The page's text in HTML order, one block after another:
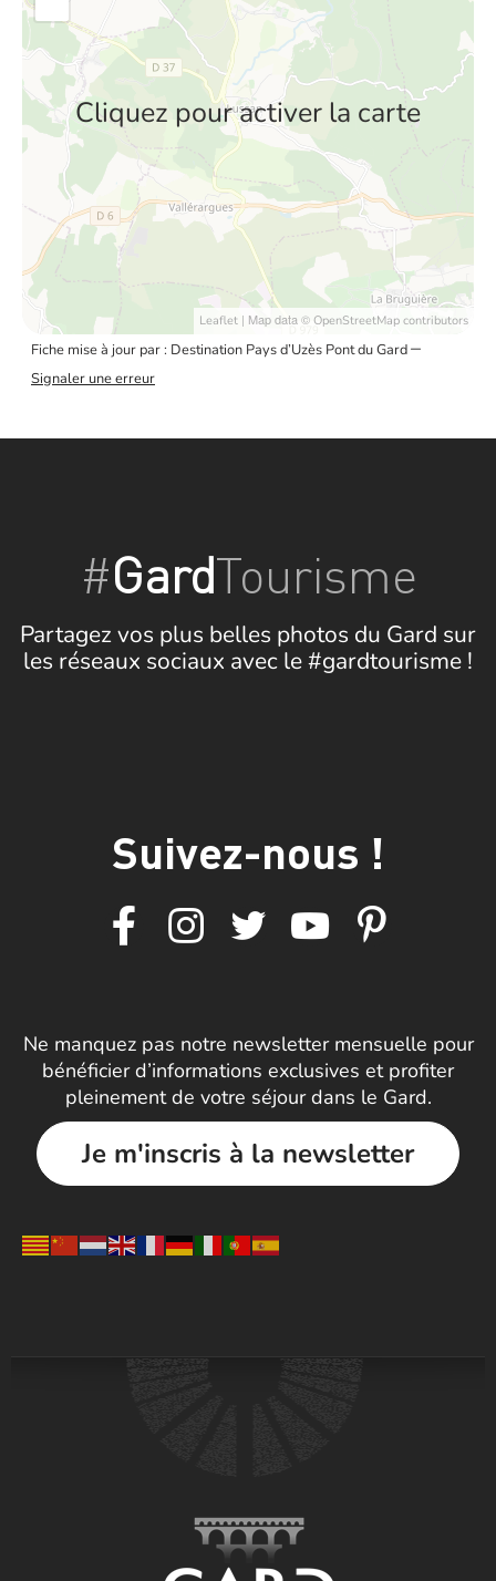
Cliquez pour activer la carte
Leaflet | Map data © OpenStreetMap contributors
Fiche mise à jour par : Destination Pays d’Uzès Pont du Gard–
Signaler une erreur
#GardTourisme
Partagez vos plus belles photos du Gard sur
les réseaux sociaux avec le #gardtourisme !
Suivez-nous !
Ne manquez pas notre newsletter mensuelle pour
bénéficier d’informations exclusives et profiter
pleinement de votre séjour dans le Gard.
Je m'inscris à la newsletter